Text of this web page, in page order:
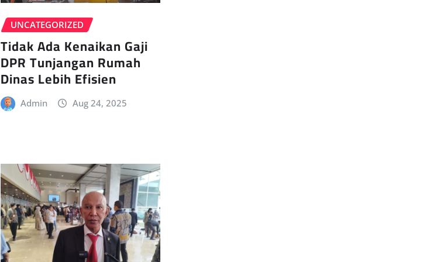
UNCATEGORIZED
Tidak Ada Kenaikan Gaji
DPR Tunjangan Rumah
Dinas Lebih Efisien
Admin Aug 24, 2025